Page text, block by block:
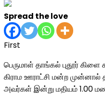
Spread the love
First
பெருமாள் தாங்கல் புதூர்
கிராம ஊராட்சி மன்ற முன்னால்
அவர்கள் இன்று மதியம் 1.00